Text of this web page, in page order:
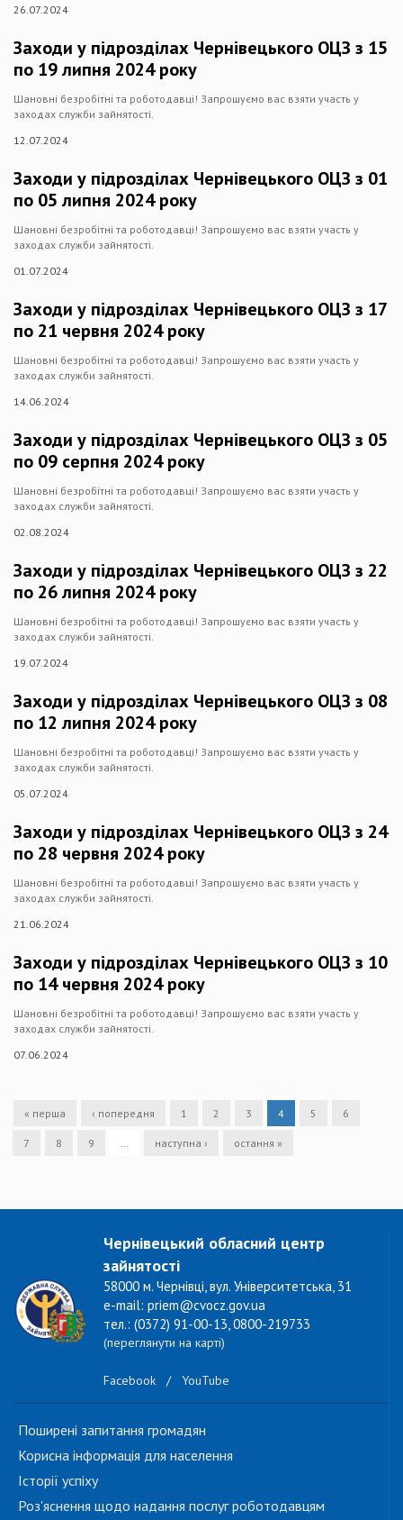
26.07.2024
Заходи у підрозділах Чернівецького ОЦЗ з 15
по 19 липня 2024 року
Шановні безробітні та роботодавці! Запрошуємо вас взяти участь у
заходах служби зайнятості.
12.07.2024
Заходи у підрозділах Чернівецького ОЦЗ з 01
по 05 липня 2024 року
Шановні безробітні та роботодавці! Запрошуємо вас взяти участь у
заходах служби зайнятості.
01.07.2024
Заходи у підрозділах Чернівецького ОЦЗ з 17
по 21 червня 2024 року
Шановні безробітні та роботодавці! Запрошуємо вас взяти участь у
заходах служби зайнятості.
14.06.2024
Заходи у підрозділах Чернівецького ОЦЗ з 05
по 09 серпня 2024 року
Шановні безробітні та роботодавці! Запрошуємо вас взяти участь у
заходах служби зайнятості.
02.08.2024
Заходи у підрозділах Чернівецького ОЦЗ з 22
по 26 липня 2024 року
Шановні безробітні та роботодавці! Запрошуємо вас взяти участь у
заходах служби зайнятості.
19.07.2024
Заходи у підрозділах Чернівецького ОЦЗ з 08
по 12 липня 2024 року
Шановні безробітні та роботодавці! Запрошуємо вас взяти участь у
заходах служби зайнятості.
05.07.2024
Заходи у підрозділах Чернівецького ОЦЗ з 24
по 28 червня 2024 року
Шановні безробітні та роботодавці! Запрошуємо вас взяти участь у
заходах служби зайнятості.
21.06.2024
Заходи у підрозділах Чернівецького ОЦЗ з 10
по 14 червня 2024 року
Шановні безробітні та роботодавці! Запрошуємо вас взяти участь у
заходах служби зайнятості.
07.06.2024
« перша ‹ попередня 1 2 3 4 5 6
7 8 9 наступна › остання »
Чернівецький обласний центр
зайнятості
58000 м. Чернівці, вул. Університетська, 31
e-mail: priem@cvocz.gov.ua
тел.: (0372) 91-00-13, 0800-219733
(переглянути на карті)
Facebook / YouTube
Поширені запитання громадян
Корисна інформація для населення
Історії успіху
Роз'яснення щодо надання послуг роботодавцям